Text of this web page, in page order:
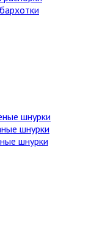
шнурки
шнурки
шнурки